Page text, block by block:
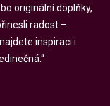
originální doplňky,
radost –
inspiraci i